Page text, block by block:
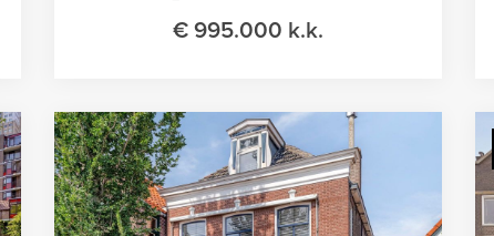
€ 995.000 k.k.